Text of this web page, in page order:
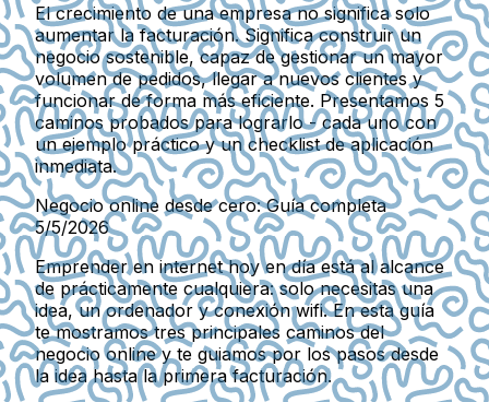
El crecimiento de una empresa no significa solo
aumentar la facturación. Significa construir un
negocio sostenible, capaz de gestionar un mayor
volumen de pedidos, llegar a nuevos clientes y
funcionar de forma más eficiente. Presentamos 5
caminos probados para lograrlo - cada uno con
un ejemplo práctico y un checklist de aplicación
inmediata.
Negocio online desde cero: Guía completa
5/5/2026
Emprender en internet hoy en día está al alcance
de prácticamente cualquiera: solo necesitas una
idea, un ordenador y conexión wifi. En esta guía
te mostramos tres principales caminos del
negocio online y te guiamos por los pasos desde
la idea hasta la primera facturación.